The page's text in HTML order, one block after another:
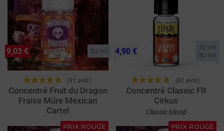
30 ml
(31 avis)
Concentré Fruit du Dragon
Fraise Mûre Mexican
Cartel
9,03 €
10 ml
30 ml
(81 avis)
Concentré Classic FR
Cirkus
Classic blond
4,90 €
PRIX ROUGE PRIX ROUGE